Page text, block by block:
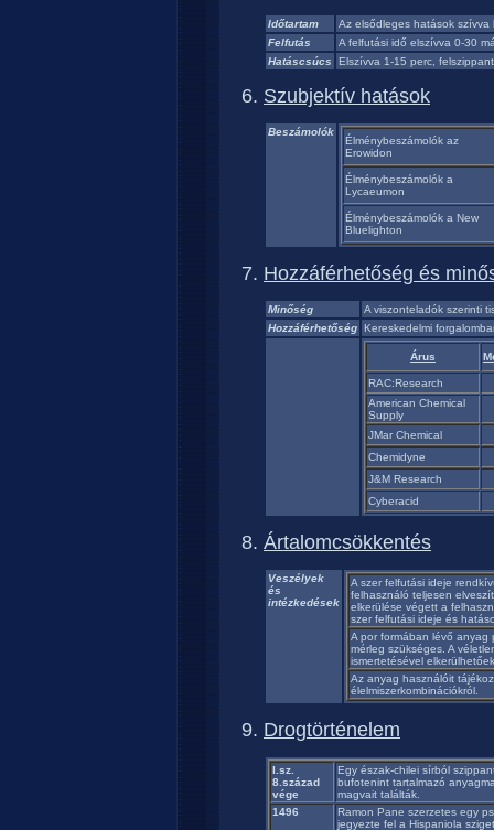
Időtartam
Az elsődleges hatások
Felfutás
A felfutási idő elszívva 0-30
Hatáscsúcs
Elszívva 1-15 perc,
Szubjektív hatások
Beszámolók
Élménybeszámolók az
Erowidon
Élménybeszámolók a
Lycaeumon
Élménybeszámolók a New
Bluelighton
Hozzáférhetőség és
Minőség
A viszonteladók szerinti
Hozzáférhetőség Kereskedelmi
Árus
RAC:Research
American Chemical
Supply
JMar Chemical
Chemidyne
J&M Research
Cyberacid
Ártalomcsökkentés
Veszélyek
és
intézkedések
A szer felfutási ideje
felhasználó teljesen
elkerülése végett a
szer felfutási ideje és
A por formában lévő anyag
mérleg szükséges. A
ismertetésével
Az anyag használóit
élelmiszerkombinációkról.
Drogtörténelem
I.sz.
8.század
vége
Egy észak-chilei sírból
bufotenint tartalmazó
magvait találták.
1496
Ramon Pane szerzetes egy
jegyezte fel a Hispaniola